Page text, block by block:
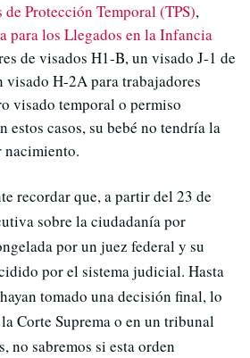
de Protección Temporal (TPS),
para los Llegados en la Infancia
de visados H1-B, un visado J-1 de
visado H-2A para trabajadores
visado temporal o permiso
estos casos, su bebé no tendría la
nacimiento.
recordar que, a partir del 23 de
sobre la ciudadanía por
por un juez federal y su
por el sistema judicial. Hasta
tomado una decisión final, lo
Corte Suprema o en un tribunal
no sabremos si esta orden